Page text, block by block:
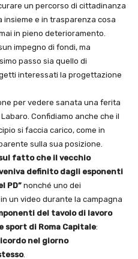
un percorso di cittadinanza
insieme e in trasparenza cosa
in pieno deterioramento.
impegno di fondi, ma
passo sia quello di
interessati la progettazione
per vedere sanata una ferita
Confidiamo anche che il
si faccia carico, come in
sulla sua posizione.
sul fatto che il vecchio
definito dagli esponenti
PD” nonché uno dei
un video durante la campagna
del tavolo di lavoro
sport di Roma Capitale:
nel giorno
.